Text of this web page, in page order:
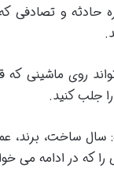
و تصادفی
روی ماشینی
جلب کنید.
ساخت، برند،
که در ادامه می